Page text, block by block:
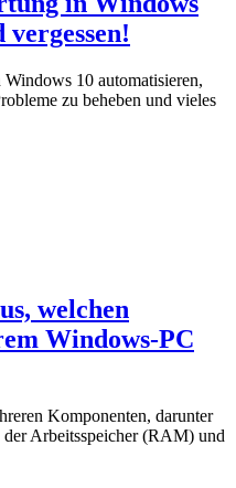
10 automatisieren,
zu beheben und vieles
welchen
Windows-PC
Komponenten, darunter
Arbeitsspeicher (RAM) und